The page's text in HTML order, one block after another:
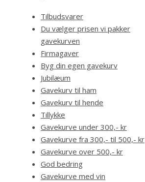
Tilbudsvarer
Du vælger prisen vi pakker
gavekurven
Firmagaver
Byg din egen gavekurv
Jubilæum
Gavekurv til ham
Gavekurv til hende
Tillykke
Gavekurve under 300,- kr
Gavekurve fra 300,- til 500,- kr
Gavekurve over 500,- kr
God bedring
Gavekurve med vin